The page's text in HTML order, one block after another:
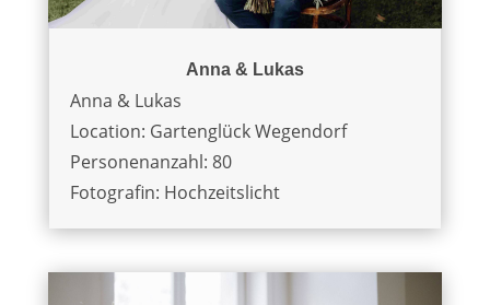
Anna & Lukas
Anna & Lukas
Location: Gartenglück Wegendorf
Personenanzahl: 80
Fotografin: Hochzeitslicht